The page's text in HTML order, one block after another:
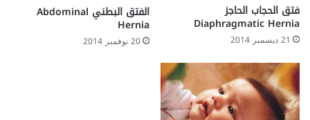
فتق الحجاب الحاجز
Diaphragmatic Hernia
21 ديسمبر 2014
الفتق البطني Abdominal
Hernia
20 نوفمبر 2014